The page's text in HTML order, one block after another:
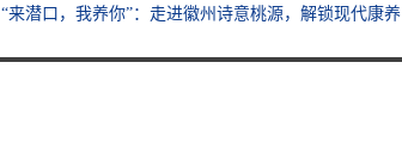
“来潜口，我养你”：走进徽州诗意桃源，解锁现代康养